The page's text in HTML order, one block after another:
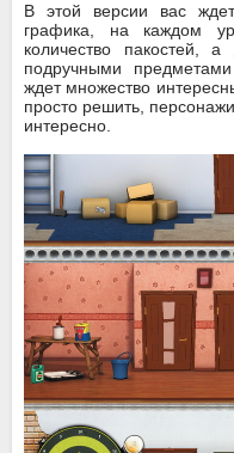
В этой версии вас ждет
графика, на каждом
количество пакостей,
подручными
ждет множество
просто решить,
интересно.